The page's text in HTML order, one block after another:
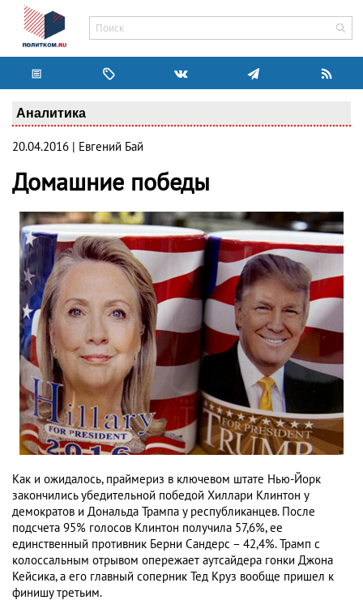
Аналитика
20.04.2016 | Евгений Бай
Домашние победы
Как и ожидалось, праймериз в ключевом штате Нью-Йорк
закончились убедительной победой Хиллари Клинтон у
демократов и Дональда Трампа у республиканцев. После
подсчета 95% голосов Клинтон получила 57,6%, ее
единственный противник Берни Сандерс – 42,4%. Трамп с
колоссальным отрывом опережает аутсайдера гонки Джона
Кейсика, а его главный соперник Тед Круз вообще пришел к
финишу третьим.